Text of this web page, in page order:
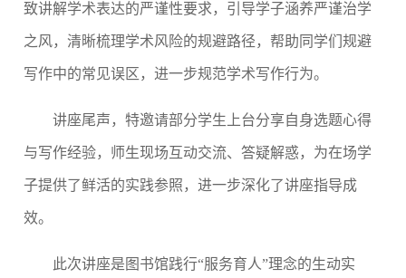
致讲解学术表达的严谨性要求，引导学子涵养严谨治学
之风，清晰梳理学术风险的规避路径，帮助同学们规避
写作中的常见误区，进一步规范学术写作行为。
讲座尾声，特邀请部分学生上台分享自身选题心得
与写作经验，师生现场互动交流、答疑解惑，为在场学
子提供了鲜活的实践参照，进一步深化了讲座指导成
效。
此次讲座是图书馆践行“服务育人”理念的生动实